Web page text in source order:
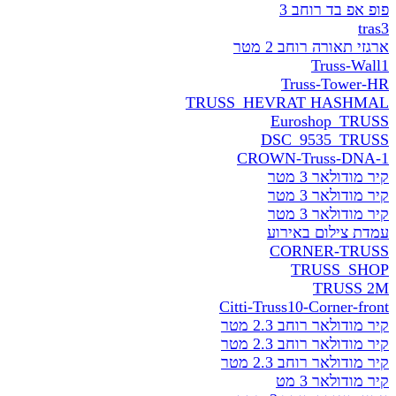
בד רוחב 3
תאורה רוחב 2 מטר
Truss-
Truss-
TRUSS_HEVRAT
CROWN-Truss-
3 מטר
3 מטר
3 מטר
צילום באירוע
CORNER-
Citti-Truss10-Corner-
רוחב 2.3 מטר
רוחב 2.3 מטר
רוחב 2.3 מטר
3 מט